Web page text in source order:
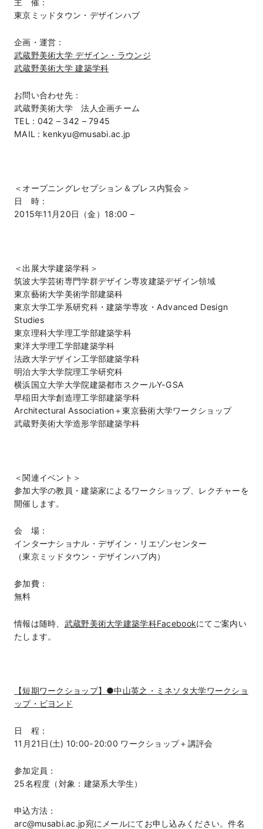
主 催：
東京ミッドタウン・デザインハブ
企画・運営：
武蔵野美術大学 デザイン・ラウンジ
武蔵野美術大学 建築学科
お問い合わせ先：
武蔵野美術大学 法人企画チーム
TEL : 042 – 342 – 7945
MAIL : kenkyu@musabi.ac.jp
＜オープニングレセプション＆プレス内覧会＞
日 時：
2015年11月20日（金）18:00 –
＜出展大学建築学科＞
筑波大学芸術専門学群デザイン専攻建築デザイン領域
東京藝術大学美術学部建築科
東京大学工学系研究科・建築学専攻・Advanced Design
Studies
東京理科大学理工学部建築学科
東洋大学理工学部建築学科
法政大学デザイン工学部建築学科
明治大学大学院理工学研究科
横浜国立大学大学院建築都市スクールY-GSA
早稲田大学創造理工学部建築学科
Architectural Association＋東京藝術大学ワークショップ
武蔵野美術大学造形学部建築学科
＜関連イベント＞
参加大学の教員・建築家によるワークショップ、レクチャーを
開催します。
会 場：
インターナショナル・デザイン・リエゾンセンター
（東京ミッドタウン・デザインハブ内）
参加費：
無料
情報は随時、 武蔵野美術大学建築学科Facebookにてご案内い
たします。
【短期ワークショップ】●中山英之・ミネソタ大学ワークショ
ップ・ビヨンド
日 程：
11月21日(土) 10:00-20:00 ワークショップ＋講評会
参加定員：
25名程度（対象：建築系大学生）
申込方法：
arc@musabi.ac.jp宛にメールにてお申し込みください。件名